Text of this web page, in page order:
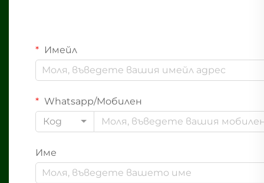
Имейл
Whatsapp/Мобилен
Код
Име